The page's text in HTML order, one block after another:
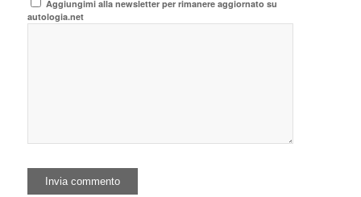
Aggiungimi alla newsletter per rimanere aggiornato su
autologia.net